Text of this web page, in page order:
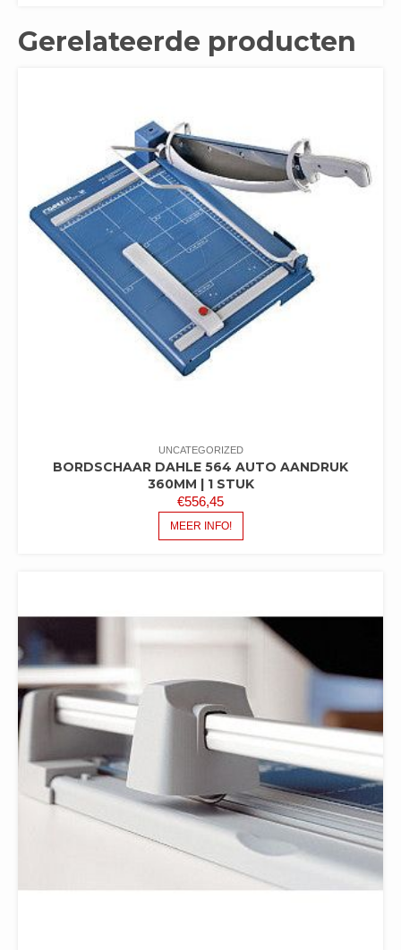
Gerelateerde producten
UNCATEGORIZED
BORDSCHAAR DAHLE 564 AUTO AANDRUK
360MM | 1 STUK
€556,45
MEER INFO!